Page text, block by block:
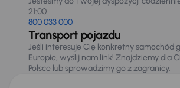
21:00
800 033 000
Transport pojazdu
Jeśli interesuje Cię konkretny samochód
Europie, wyślij nam link! Znajdziemy dla
Polsce lub sprowadzimy go z zagranicy.